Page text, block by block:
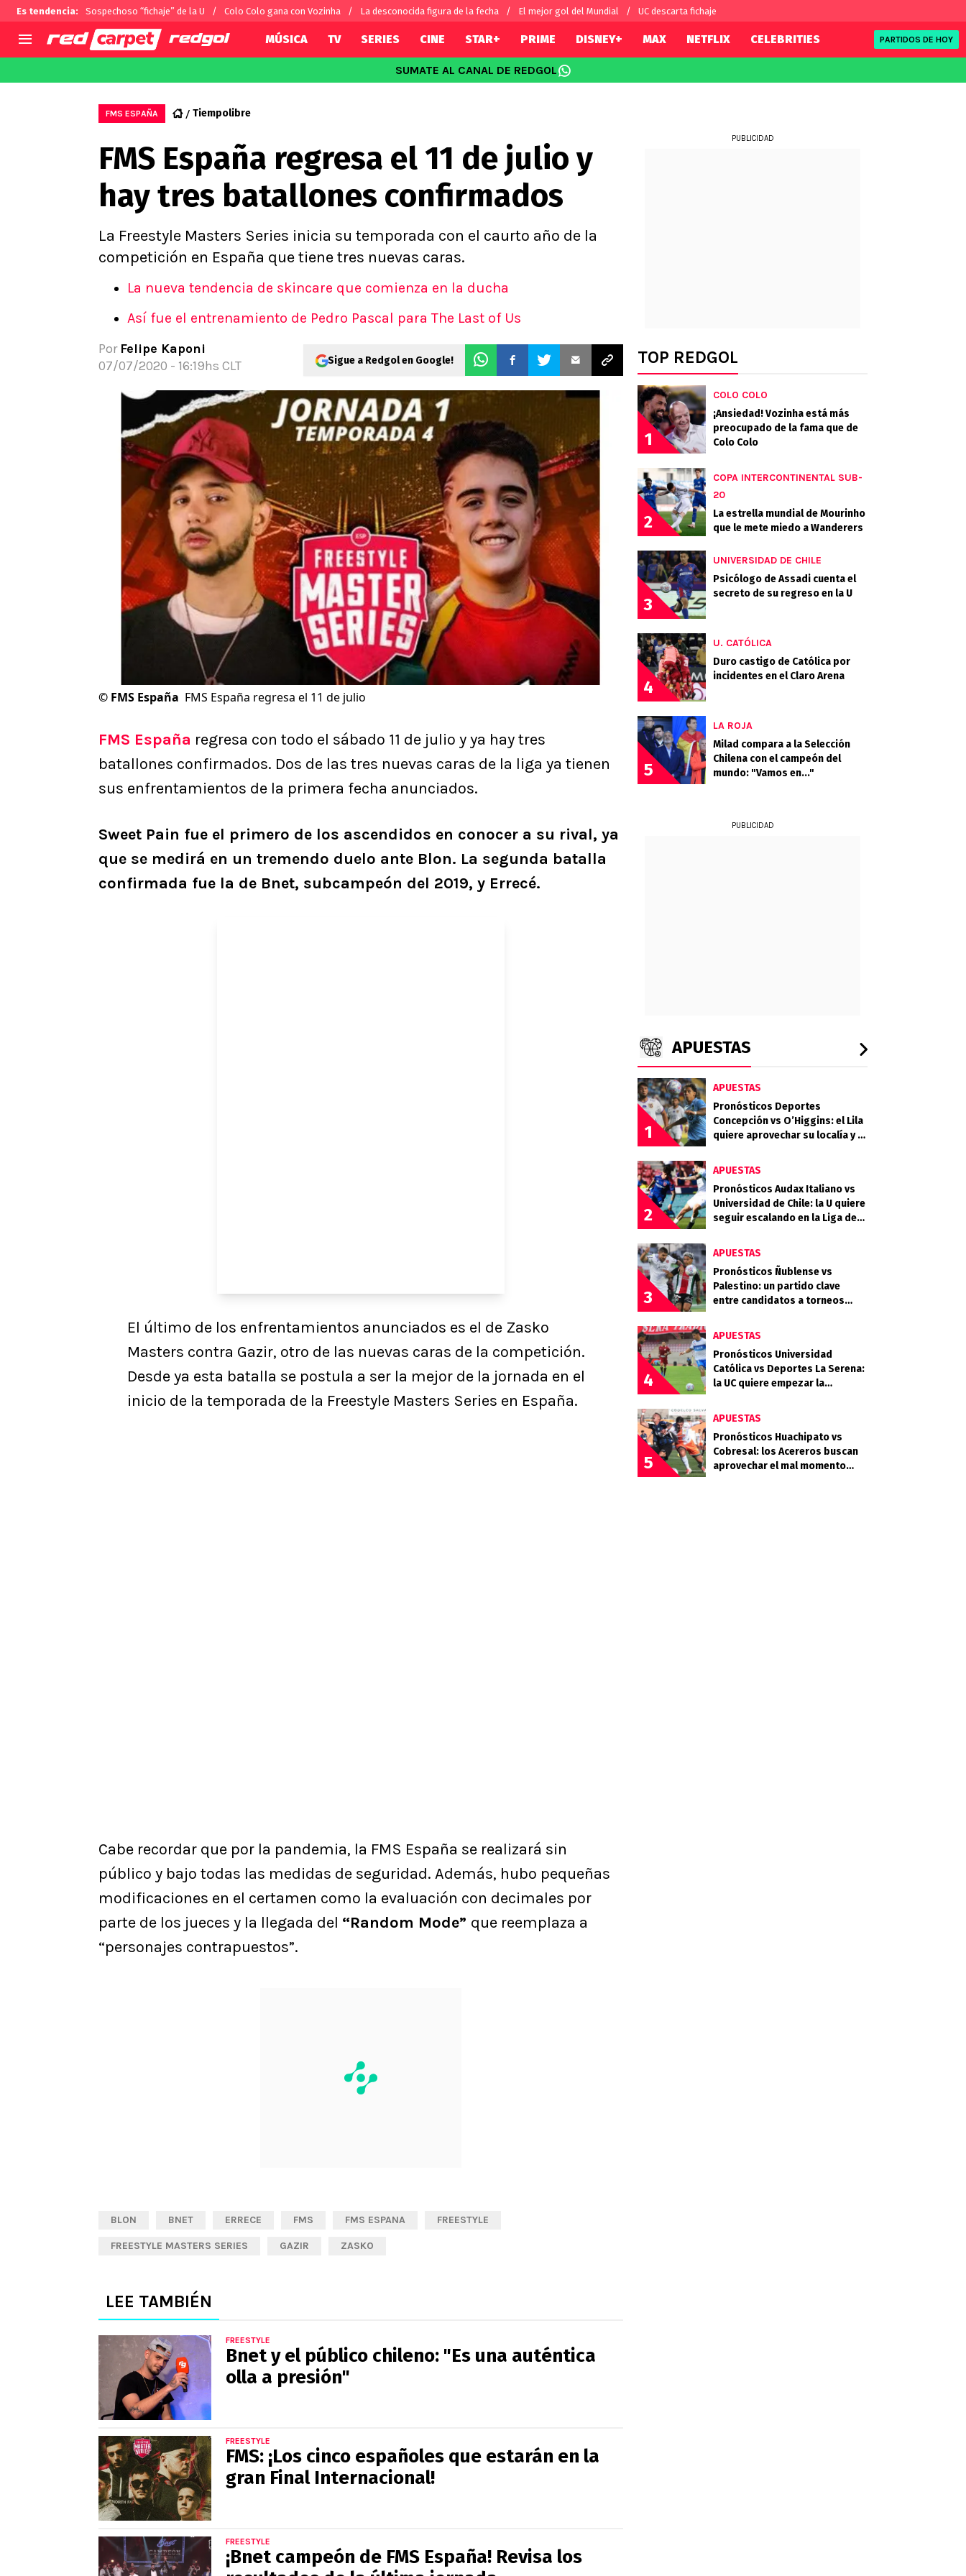
Es tendencia: Sospechoso “fichaje” de la U Colo Colo gana con Vozinha La desconocida figura de la fecha El mejor gol del Mundial UC descarta fichaje
Selección Chilena
U de Chile
U Católica
Campeonato Nacional
Primera B
Segunda División
Copa Chile
Supercopa Chile
Campeonato Femenino
Claudio Bravo
Ben Brereton
Chilenos por el mundo
Fútbol Argentino
Fútbol Brasileño
Premier League
Bundesliga
Apuesta del día
MÚSICA TV SERIES CINE STAR+ PRIME DISNEY+ MAX NETFLIX CELEBRITIES PARTIDOS DE HOY
SUMATE AL CANAL DE REDGOL
FMS ESPAÑA Tiempolibre
FMS España regresa el 11 de julio y
hay tres batallones confirmados
La Freestyle Masters Series inicia su temporada con el caurto año de la
competición en España que tiene tres nuevas caras.
La nueva tendencia de skincare que comienza en la ducha
Así fue el entrenamiento de Pedro Pascal para The Last of Us
Por Felipe Kaponi
07/07/2020 - 16:19hs CLT
Sigue a Redgol en Google!
© FMS España FMS España regresa el 11 de julio
FMS España regresa con todo el sábado 11 de julio y ya hay tres
batallones confirmados. Dos de las tres nuevas caras de la liga ya tienen
sus enfrentamientos de la primera fecha anunciados.
Sweet Pain fue el primero de los ascendidos en conocer a su rival, ya
que se medirá en un tremendo duelo ante Blon. La segunda batalla
confirmada fue la de Bnet, subcampeón del 2019, y Errecé.
El último de los enfrentamientos anunciados es el de Zasko
Masters contra Gazir, otro de las nuevas caras de la competición.
Desde ya esta batalla se postula a ser la mejor de la jornada en el
inicio de la temporada de la Freestyle Masters Series en España.
Cabe recordar que por la pandemia, la FMS España se realizará sin
público y bajo todas las medidas de seguridad. Además, hubo pequeñas
modificaciones en el certamen como la evaluación con decimales por
parte de los jueces y la llegada del “Random Mode” que reemplaza a
“personajes contrapuestos”.
BLON BNET ERRECE FMS FMS ESPANA FREESTYLE
FREESTYLE MASTERS SERIES GAZIR ZASKO
LEE TAMBIÉN
FREESTYLE
Bnet y el público chileno: "Es una auténtica
olla a presión"
FREESTYLE
FMS: ¡Los cinco españoles que estarán en la
gran Final Internacional!
FREESTYLE
¡Bnet campeón de FMS España! Revisa los
PUBLICIDAD
TOP REDGOL
1
COLO COLO
¡Ansiedad! Vozinha está más
preocupado de la fama que de
Colo Colo
2
COPA INTERCONTINENTAL SUB-
20
La estrella mundial de Mourinho
que le mete miedo a Wanderers
3
UNIVERSIDAD DE CHILE
Psicólogo de Assadi cuenta el
secreto de su regreso en la U
4
U. CATÓLICA
Duro castigo de Católica por
incidentes en el Claro Arena
5
LA ROJA
Milad compara a la Selección
Chilena con el campeón del
mundo: "Vamos en..."
PUBLICIDAD
APUESTAS
1
APUESTAS
Pronósticos Deportes
Concepción vs O’Higgins: el Lila
quiere aprovechar su localía y el
2
APUESTAS
Pronósticos Audax Italiano vs
Universidad de Chile: la U quiere
seguir escalando en la Liga de
3
APUESTAS
Pronósticos Ñublense vs
Palestino: un partido clave
entre candidatos a torneos
4
APUESTAS
Pronósticos Universidad
Católica vs Deportes La Serena:
la UC quiere empezar la
5
APUESTAS
Pronósticos Huachipato vs
Cobresal: los Acereros buscan
aprovechar el mal momento